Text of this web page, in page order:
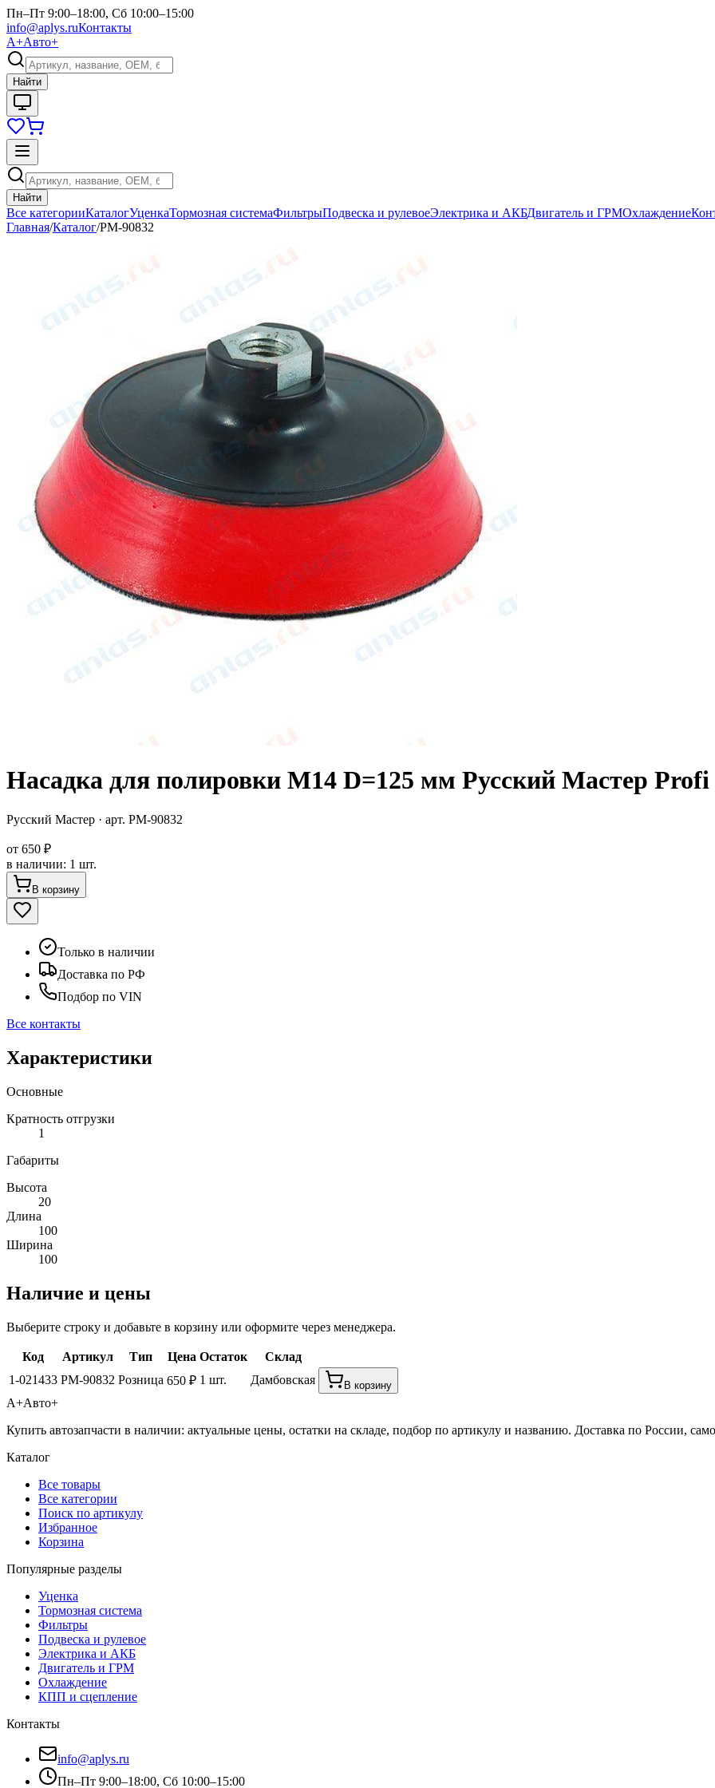
Пн–Пт 9:00–18:00, Сб 10:00–15:00
info@aplys.ruКонтакты
А+Авто+
Найти
Найти
Все категорииКаталогУценкаТормозная системаФильтрыПодвеска и рулевоеЭлектрика и АКБДвигатель и ГРМОхлаждение
Главная/Каталог/РМ-90832
Насадка для полировки М14 D=125 мм Русский Мастер Profi
Русский Мастер · арт. РМ-90832
от 650 ₽
в наличии: 1 шт.
В корзину
Только в наличии
Доставка по РФ
Подбор по VIN
Все контакты
Характеристики
Основные
Кратность отгрузки
1
Габариты
Высота
20
Длина
100
Ширина
100
Наличие и цены
Выберите строку и добавьте в корзину или оформите через менеджера.
Код Артикул Тип Цена Остаток
Склад
1-021433 РМ-90832 Розница 650 ₽ 1 шт. Дамбовская В корзину
А+Авто+
Купить автозапчасти в наличии: актуальные цены, остатки на складе, подбор по артикулу и названию. Доставка по России,
Каталог
Все товары
Все категории
Поиск по артикулу
Избранное
Корзина
Популярные разделы
Уценка
Тормозная система
Фильтры
Подвеска и рулевое
Электрика и АКБ
Двигатель и ГРМ
Охлаждение
КПП и сцепление
Контакты
info@aplys.ru
Пн–Пт 9:00–18:00, Сб 10:00–15:00